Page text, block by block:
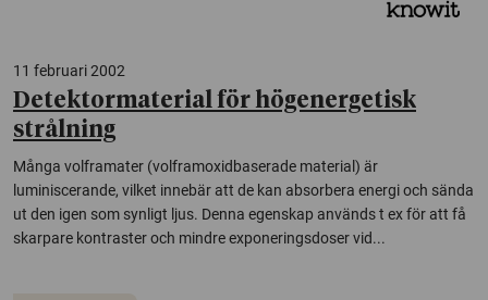
11 februari 2002
Detektormaterial för högenergetisk
strålning
Många volframater (volframoxidbaserade material) är
luminiscerande, vilket innebär att de kan absorbera energi och sända
ut den igen som synligt ljus. Denna egenskap används t ex för att få
skarpare kontraster och mindre exponeringsdoser vid...